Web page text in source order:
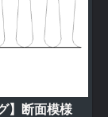
】断面模様